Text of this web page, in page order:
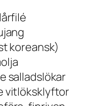
koreansk)
salladslökar
vitlöksklyftor